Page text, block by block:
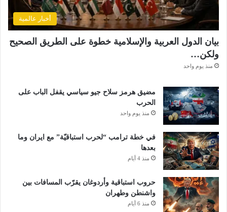
أخبار عالمية
بيان الدول العربية والإسلامية خطوة على الطريق الصحيح
ولكن…
منذ يوم واحد
مضيق هرمز سلاح جيو سياسي يقفل الباب على
الحرب
منذ يوم واحد
في خطة ترامب “لحرب استباقيّة” مع ايران وما
بعدها
منذ 4 أيام
حروب استباقية وأردوغان يقرّب المسافات بين
واشنطن وطهران
منذ 6 أيام